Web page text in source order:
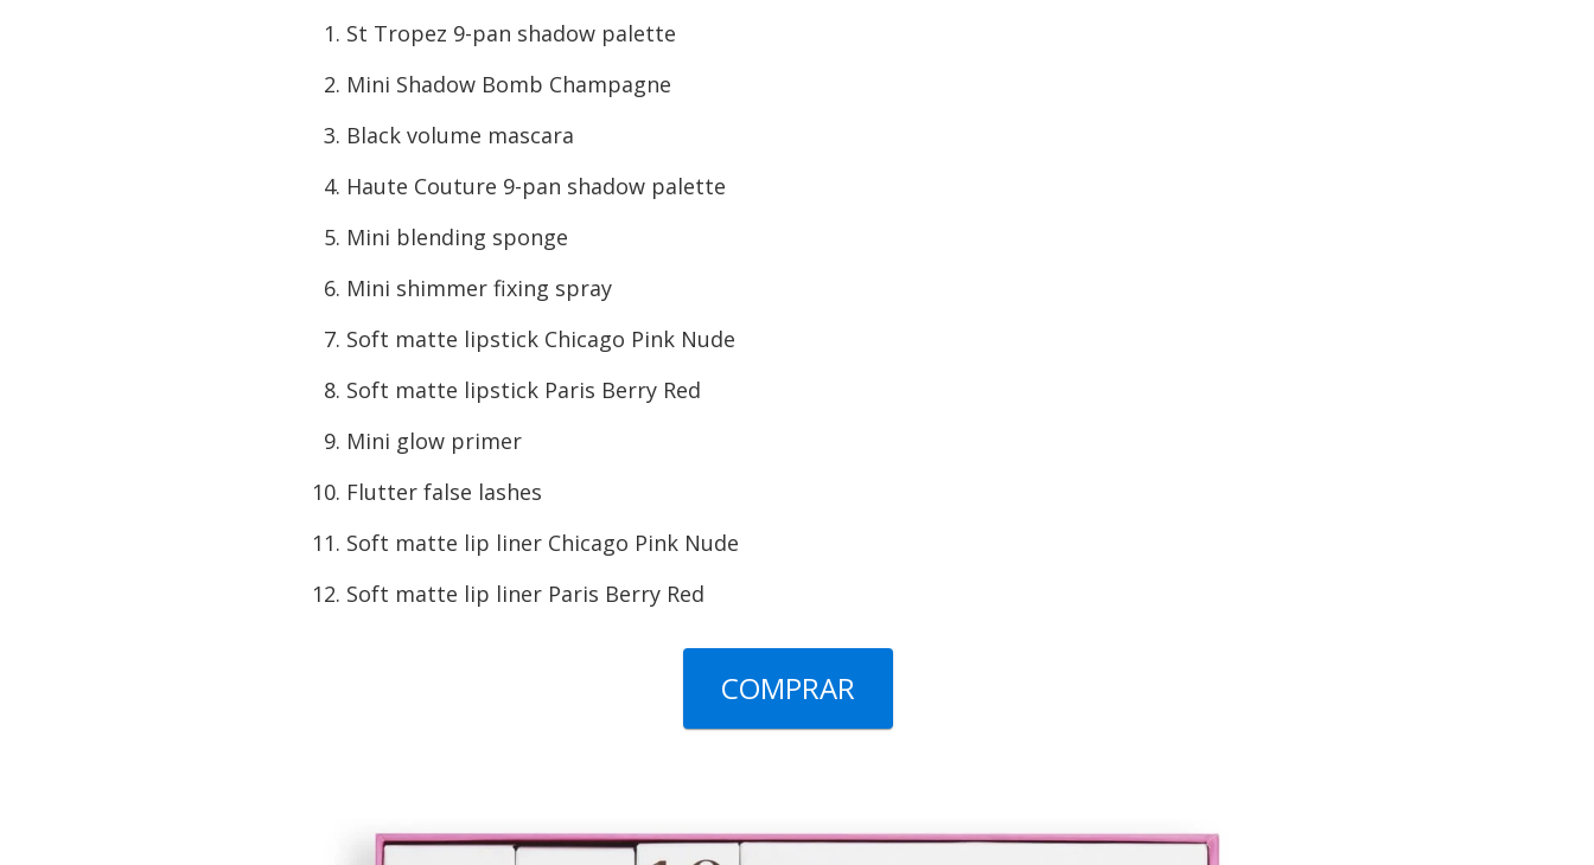
St Tropez 9-pan shadow palette
Mini Shadow Bomb Champagne
Black volume mascara
Haute Couture 9-pan shadow palette
Mini blending sponge
Mini shimmer fixing spray
Soft matte lipstick Chicago Pink Nude
Soft matte lipstick Paris Berry Red
Mini glow primer
Flutter false lashes
Soft matte lip liner Chicago Pink Nude
Soft matte lip liner Paris Berry Red
COMPRAR